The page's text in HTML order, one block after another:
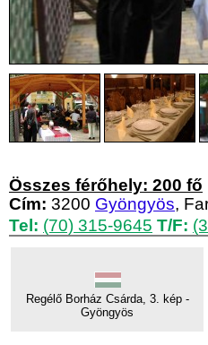
Összes férőhely: 200 fő
Cím: 3200 Gyöngyös,
Tel: (70) 315-9645 T/F:
Regélő Borház Csárda, 3. kép -
Gyöngyös